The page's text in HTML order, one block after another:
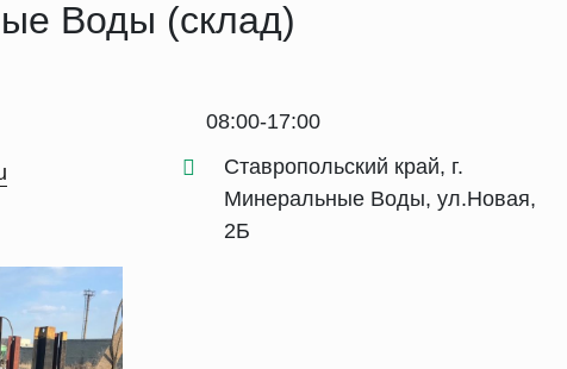
Воды (склад)
08:00-17:00
Ставропольский край, г.
Минеральные Воды, ул.Новая,
2Б